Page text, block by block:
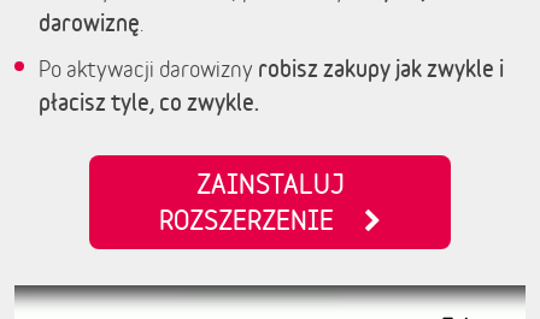
darowiznę
Po aktywacji darowizny robisz zakupy jak zwykle i
płacisz tyle, co zwykle.
ZAINSTALUJ
ROZSZERZENIE